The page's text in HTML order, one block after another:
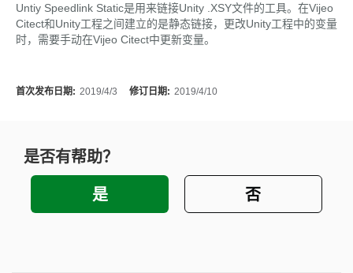
Untiy Speedlink Static是用来链接Unity .XSY文件的工具。在Vijeo
Citect和Unity工程之间建立的是静态链接，更改Unity工程中的变量
时，需要手动在Vijeo Citect中更新变量。
首次发布日期: 2019/4/3 修订日期: 2019/4/10
是否有帮助？